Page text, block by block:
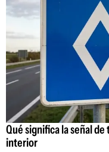
Qué significa la señal
interior